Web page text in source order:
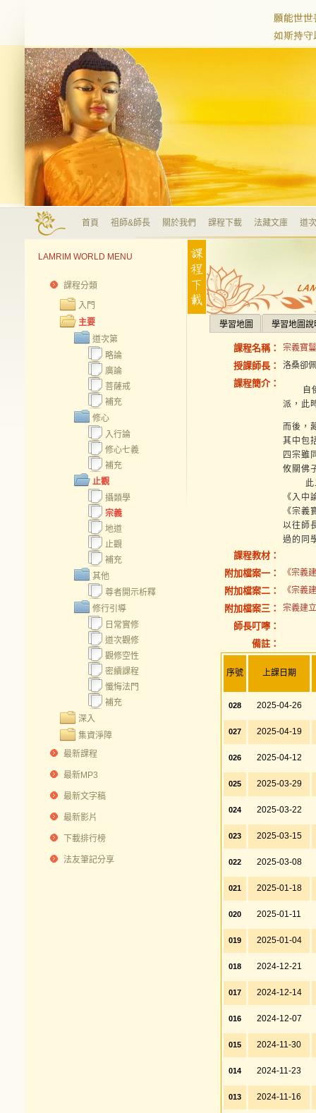
首頁 祖師&師長 關於我們 課程下載 法藏文庫 道
LAMRIM WORLD MENU
課程分類
入門
主要
道次第
略論
廣論
菩薩戒
補充
修心
入行論
修心七義
補充
止觀
攝類學
宗義
地道
止觀
補充
其他
尊者開示析釋
修行引導
日常實修
道次觀修
觀修空性
密續課程
懺悔法門
補充
深入
集資淨障
最新課程
最新MP3
最新文字稿
最新影片
下載排行榜
法友筆記分享
學習地圖 學習地圖說
課程名稱： 宗義寶
授課師長： 洛桑卻
課程簡介：
自佛
派，此
而後，
其中包
四宗雖
攸關佛
此二
《入
《宗
以往師
過的同
課程教材：
附加檔案一：
《宗義
附加檔案二： 《宗義
附加檔案三： 宗義建
師長叮嚀：
備註：
序號 上課日期
028 2025-04-26
027 2025-04-19
026 2025-04-12
025 2025-03-29
024 2025-03-22
023 2025-03-15
022 2025-03-08
021 2025-01-18
020 2025-01-11
019 2025-01-04
018 2024-12-21
017 2024-12-14
016 2024-12-07
015 2024-11-30
014 2024-11-23
013 2024-11-16